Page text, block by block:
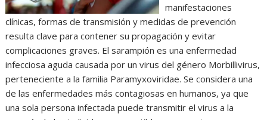
manifestaciones
clínicas, formas de transmisión y medidas de prevención
resulta clave para contener su propagación y evitar
complicaciones graves. El sarampión es una enfermedad
infecciosa aguda causada por un virus del género Morbillivirus,
perteneciente a la familia Paramyxoviridae. Se considera una
de las enfermedades más contagiosas en humanos, ya que
una sola persona infectada puede transmitir el virus a la